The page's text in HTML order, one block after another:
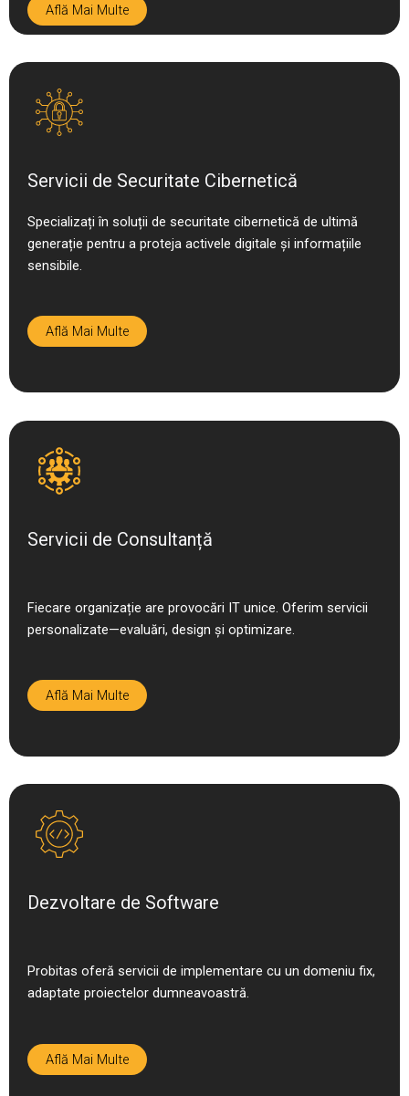
Află Mai Multe
Servicii de Securitate Cibernetică
Specializați în soluții de securitate cibernetică de ultimă
generație pentru a proteja activele digitale și informațiile
sensibile.
Află Mai Multe
Servicii de Consultanță
Fiecare organizație are provocări IT unice. Oferim servicii
personalizate—evaluări, design și optimizare.
Află Mai Multe
Dezvoltare de Software
Probitas oferă servicii de implementare cu un domeniu fix,
adaptate proiectelor dumneavoastră.
Află Mai Multe